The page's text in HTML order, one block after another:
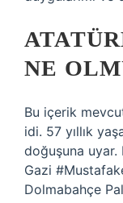
NE
Bu içerik
idi. 57 yıllık
doğuşuna uyar.
Gazi
Dolmabahçe